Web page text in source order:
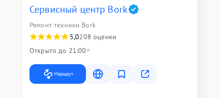
Сервисный центр Bork
Ремонт техники Bork
5,0208 оценки
Открыто до 21:00
Маршрут